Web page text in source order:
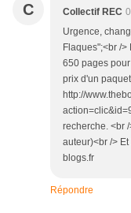
C Collectif REC
Urgence,
Flaques";<br /
650 pages
prix d'un
http://
recherche. <br
auteur)<br />
blogs.fr
Répondre